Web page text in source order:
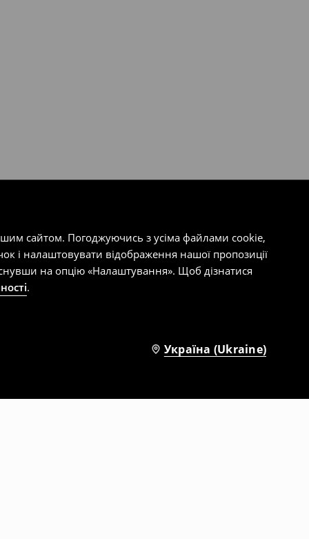
сайтом. Погоджуючись з усіма файлами cookie,
і налаштовувати відображення нашої пропозиції
на опцію «Налаштування». Щоб дізнатися
.
Україна (Ukraine)